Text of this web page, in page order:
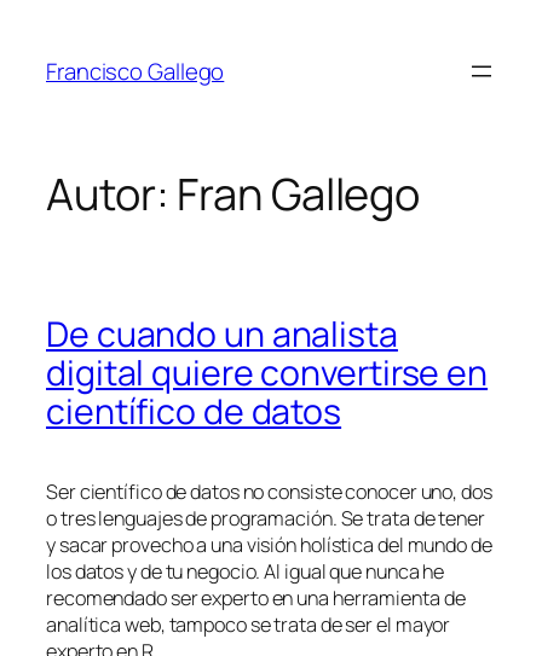
contenido
Francisco Gallego
Autor: Fran Gallego
De cuando un analista
digital quiere convertirse en
científico de datos
Ser científico de datos no consiste conocer uno, dos
o tres lenguajes de programación. Se trata de tener
y sacar provecho a una visión holística del mundo de
los datos y de tu negocio. Al igual que nunca he
recomendado ser experto en una herramienta de
analítica web, tampoco se trata de ser el mayor